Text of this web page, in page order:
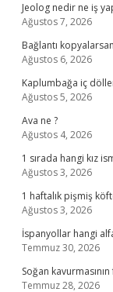
Jeolog nedir ne iş
Ağustos 7, 2026
Bağlantı
Ağustos 6, 2026
Kaplumbağa iç
Ağustos 5, 2026
Ava ne ?
Ağustos 4, 2026
1 sırada hangi kız
Ağustos 3, 2026
1 haftalık pişmiş
Ağustos 3, 2026
İspanyollar hangi
Temmuz 30, 2026
Soğan
Temmuz 28, 2026